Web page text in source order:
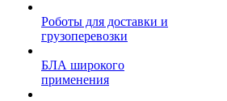
Роботы для доставки и
грузоперевозки
БЛА широкого
применения